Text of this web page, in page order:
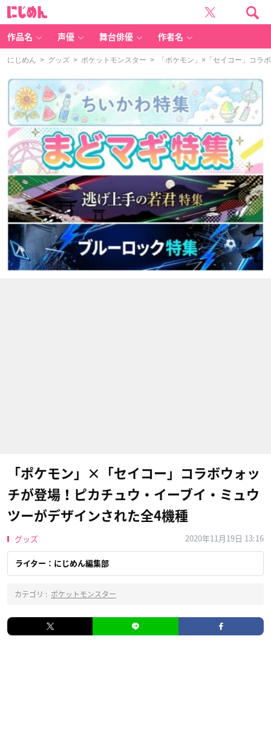
作品名 声優 舞台俳優 作者名
にじめん > グッズ > ポケットモンスター > 「ポケモン」×「セイコー」コラ
「ポケモン」×「セイコー」コラボウォッ
チが登場！ピカチュウ・イーブイ・ミュウ
ツーがデザインされた全4機種
グッズ 2020年11月19日 13:16
ライター：にじめん編集部
カテゴリ : ポケットモンスター